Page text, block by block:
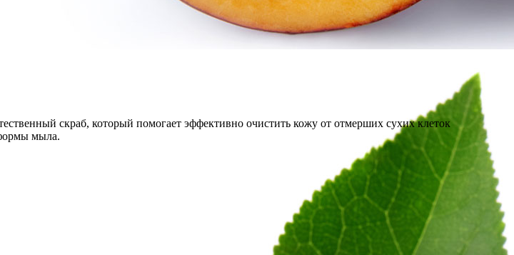
скраб, который помогает эффективно очистить кожу от отмерших сухих клеток
мыла.